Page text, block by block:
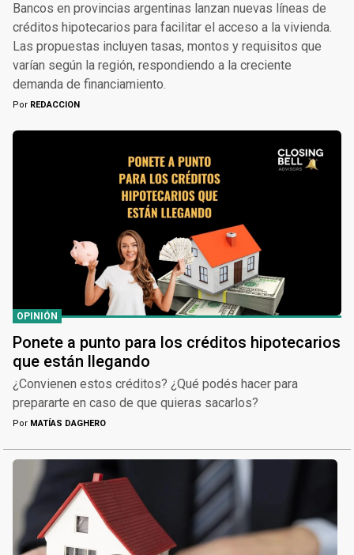
Bancos en provincias argentinas lanzan nuevas líneas de
créditos hipotecarios para facilitar el acceso a la vivienda.
Las propuestas incluyen tasas, montos y requisitos que
varían según la región, respondiendo a la creciente
demanda de financiamiento.
Por REDACCION
OPINIÓN
Ponete a punto para los créditos hipotecarios
que están llegando
¿Convienen estos créditos? ¿Qué podés hacer para
prepararte en caso de que quieras sacarlos?
Por MATÍAS DAGHERO